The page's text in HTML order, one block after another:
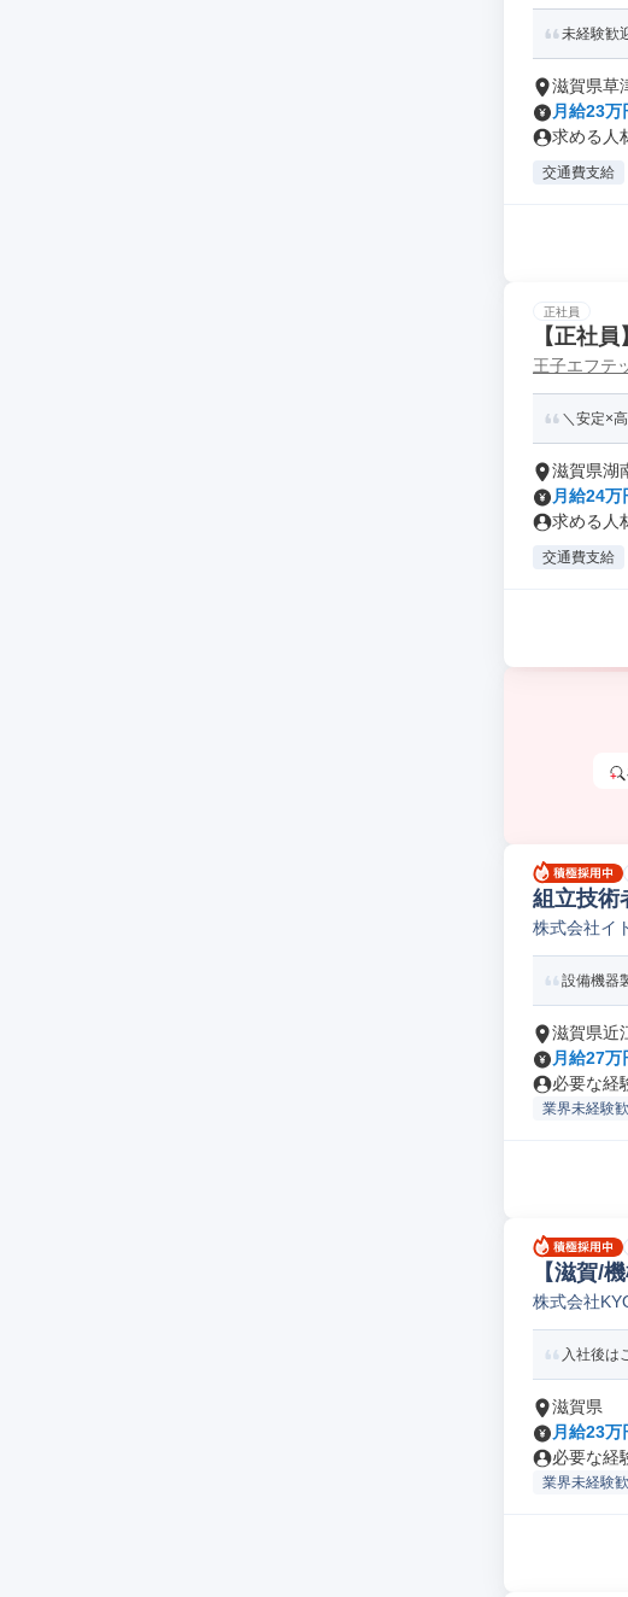
未経験歓
滋賀県草
月給23万
求める人
交通費支給
正社員
【正社
王子エフテ
＼安定×
滋賀県湖
月給24万
求める人
交通費支給
組立技術
ラインマ
株式会社イ
設備機器
滋賀県近
月給27万
必要な経
業界未経験
【滋賀/
設計
株式会社
入社後は
滋賀県
月給23万
必要な経
業界未経験